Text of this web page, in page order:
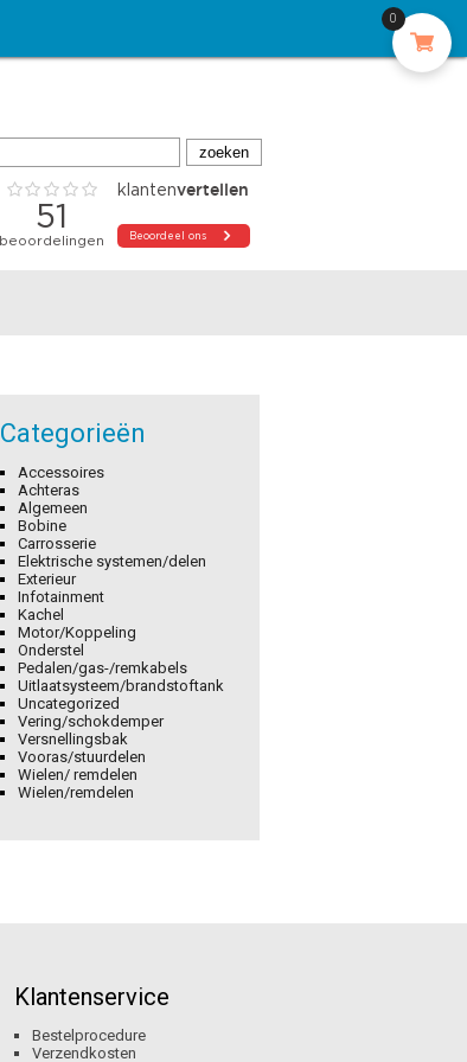
Categorieën
Accessoires
Achteras
Algemeen
Bobine
Carrosserie
Elektrische systemen/delen
Exterieur
Infotainment
Kachel
Motor/Koppeling
Onderstel
Pedalen/gas-/remkabels
Uitlaatsysteem/brandstoftank
Uncategorized
Vering/schokdemper
Versnellingsbak
Vooras/stuurdelen
Wielen/ remdelen
Wielen/remdelen
Klantenservice
Bestelprocedure
Verzendkosten
0